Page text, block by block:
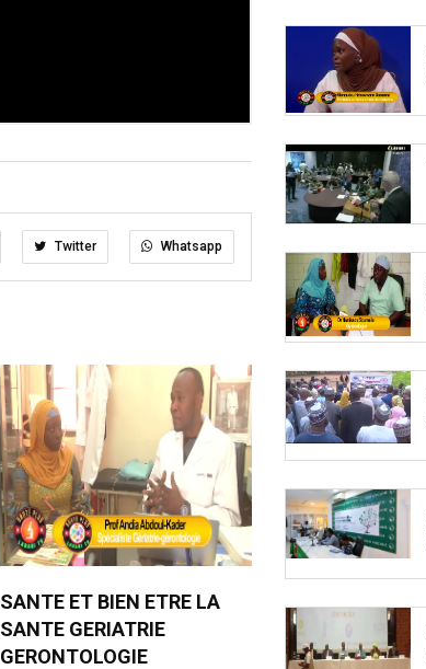
Twitter Whatsapp
SANTE ET BIEN ETRE LA
SANTE GERIATRIE
GERONTOLOGIE